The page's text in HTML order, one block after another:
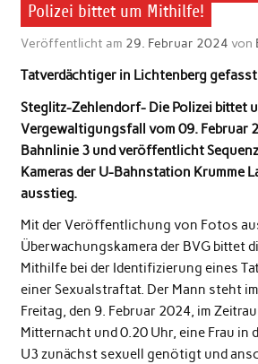
Polizei bittet um Mithilfe!
Veröffentlicht am 29. Februar 2024 von
Tatverdächtiger in Lichtenberg
Steglitz-Zehlendorf- Die Polizei bittet
Vergewaltigungsfall vom 09. Februar
Bahnlinie 3 und veröffentlicht
Kameras der U-Bahnstation Krumme
ausstieg.
Mit der Veröffentlichung von Fotos
Überwachungskamera der BVG bittet
Mithilfe bei der Identifizierung eines
einer Sexualstraftat. Der Mann steht
Freitag, den 9. Februar 2024, im
Mitternacht und 0.20 Uhr, eine Frau in
U3 zunächst sexuell genötigt und